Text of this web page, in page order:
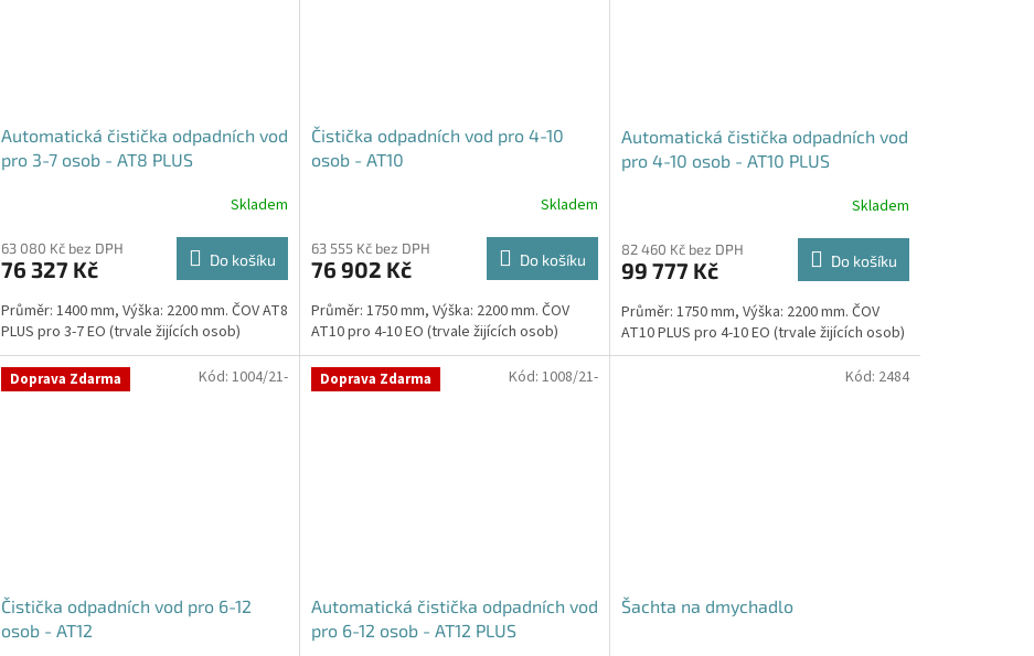
Automatická čistička odpadních vod
pro 3-7 osob - AT8 PLUS
Skladem
63 080 Kč bez DPH
76 327 Kč Do košíku
Průměr: 1400 mm, Výška: 2200 mm. ČOV AT8
PLUS pro 3-7 EO (trvale žijících osob)
Čistička odpadních vod pro 4-10
osob - AT10
produktu
je
z
5
hvězdiček.
Skladem
63 555 Kč bez DPH
76 902 Kč Do košíku
Průměr: 1750 mm, Výška: 2200 mm. ČOV
AT10 pro 4-10 EO (trvale žijících osob)
Automatická čistička odpadních vod
pro 4-10 osob - AT10 PLUS
Skladem
82 460 Kč bez DPH
99 777 Kč Do košíku
Průměr: 1750 mm, Výška: 2200 mm. ČOV
AT10 PLUS pro 4-10 EO (trvale žijících osob)
Doprava Zdarma
Čistička odpadních vod pro 6-12
osob - AT12
Kód: 1004/21- Doprava Zdarma
Automatická čistička odpadních vod
pro 6-12 osob - AT12 PLUS
Kód: 1008/21-
Šachta na dmychadlo
Kód: 2484